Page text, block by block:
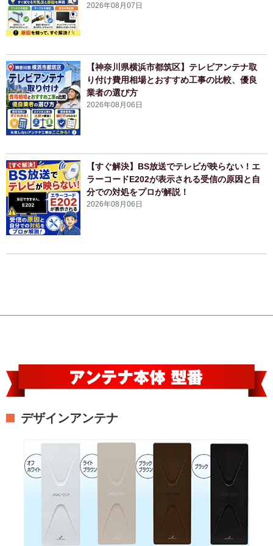
2026年08月07日
【神奈川県横浜市都筑区】テレビアンテナ取
り付け費用相場とおすすめ工事の比較、優良
業者の選び方
2026年08月06日
【すぐ解決】BS放送でテレビが映らない！エ
ラーコードE202が表示される受信の原因と自
分での対処をプロが解説！
2026年08月06日
デザインアンテナ